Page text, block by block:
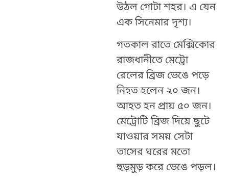
উঠল গোটা শহর। এ যেন
এক সিনেমার দৃশ্য।
গতকাল রাতে মেক্সিকোর
রাজধানীতে মেট্রো
রেলের ব্রিজ ভেঙে পড়ে
নিহত হলেন ২০ জন।
আহত হন প্রায় ৫০ জন।
মেট্রোটি ব্রিজ দিয়ে ছুটে
যাওয়ার সময় সেটা
তাসের ঘরের মতো
হুড়মুড় করে ভেঙে পড়ল।